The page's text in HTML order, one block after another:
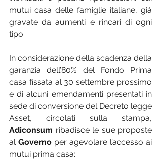
mutui casa delle famiglie italiane, già
gravate da aumenti e rincari di ogni
tipo.
In considerazione della scadenza della
garanzia dell’80% del Fondo Prima
casa fissata al 30 settembre prossimo
e di alcuni emendamenti presentati in
sede di conversione del Decreto legge
Adiconsum ribadisce le sue proposte
al Governo per agevolare l’accesso ai
mutui prima casa: